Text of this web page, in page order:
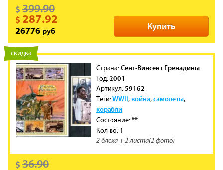
Купить
$ 399.90
$ 287.92
26776 руб
новинка
скидка
Cтрана:Сент-Винсент Гренадины
Год: 2001
Артикул: 59162
Теги:WWII,война,самолеты,
корабли
Состояние:**
Кол-во: 1
2 блока + 2 листа(2 фото)
$ 36.90